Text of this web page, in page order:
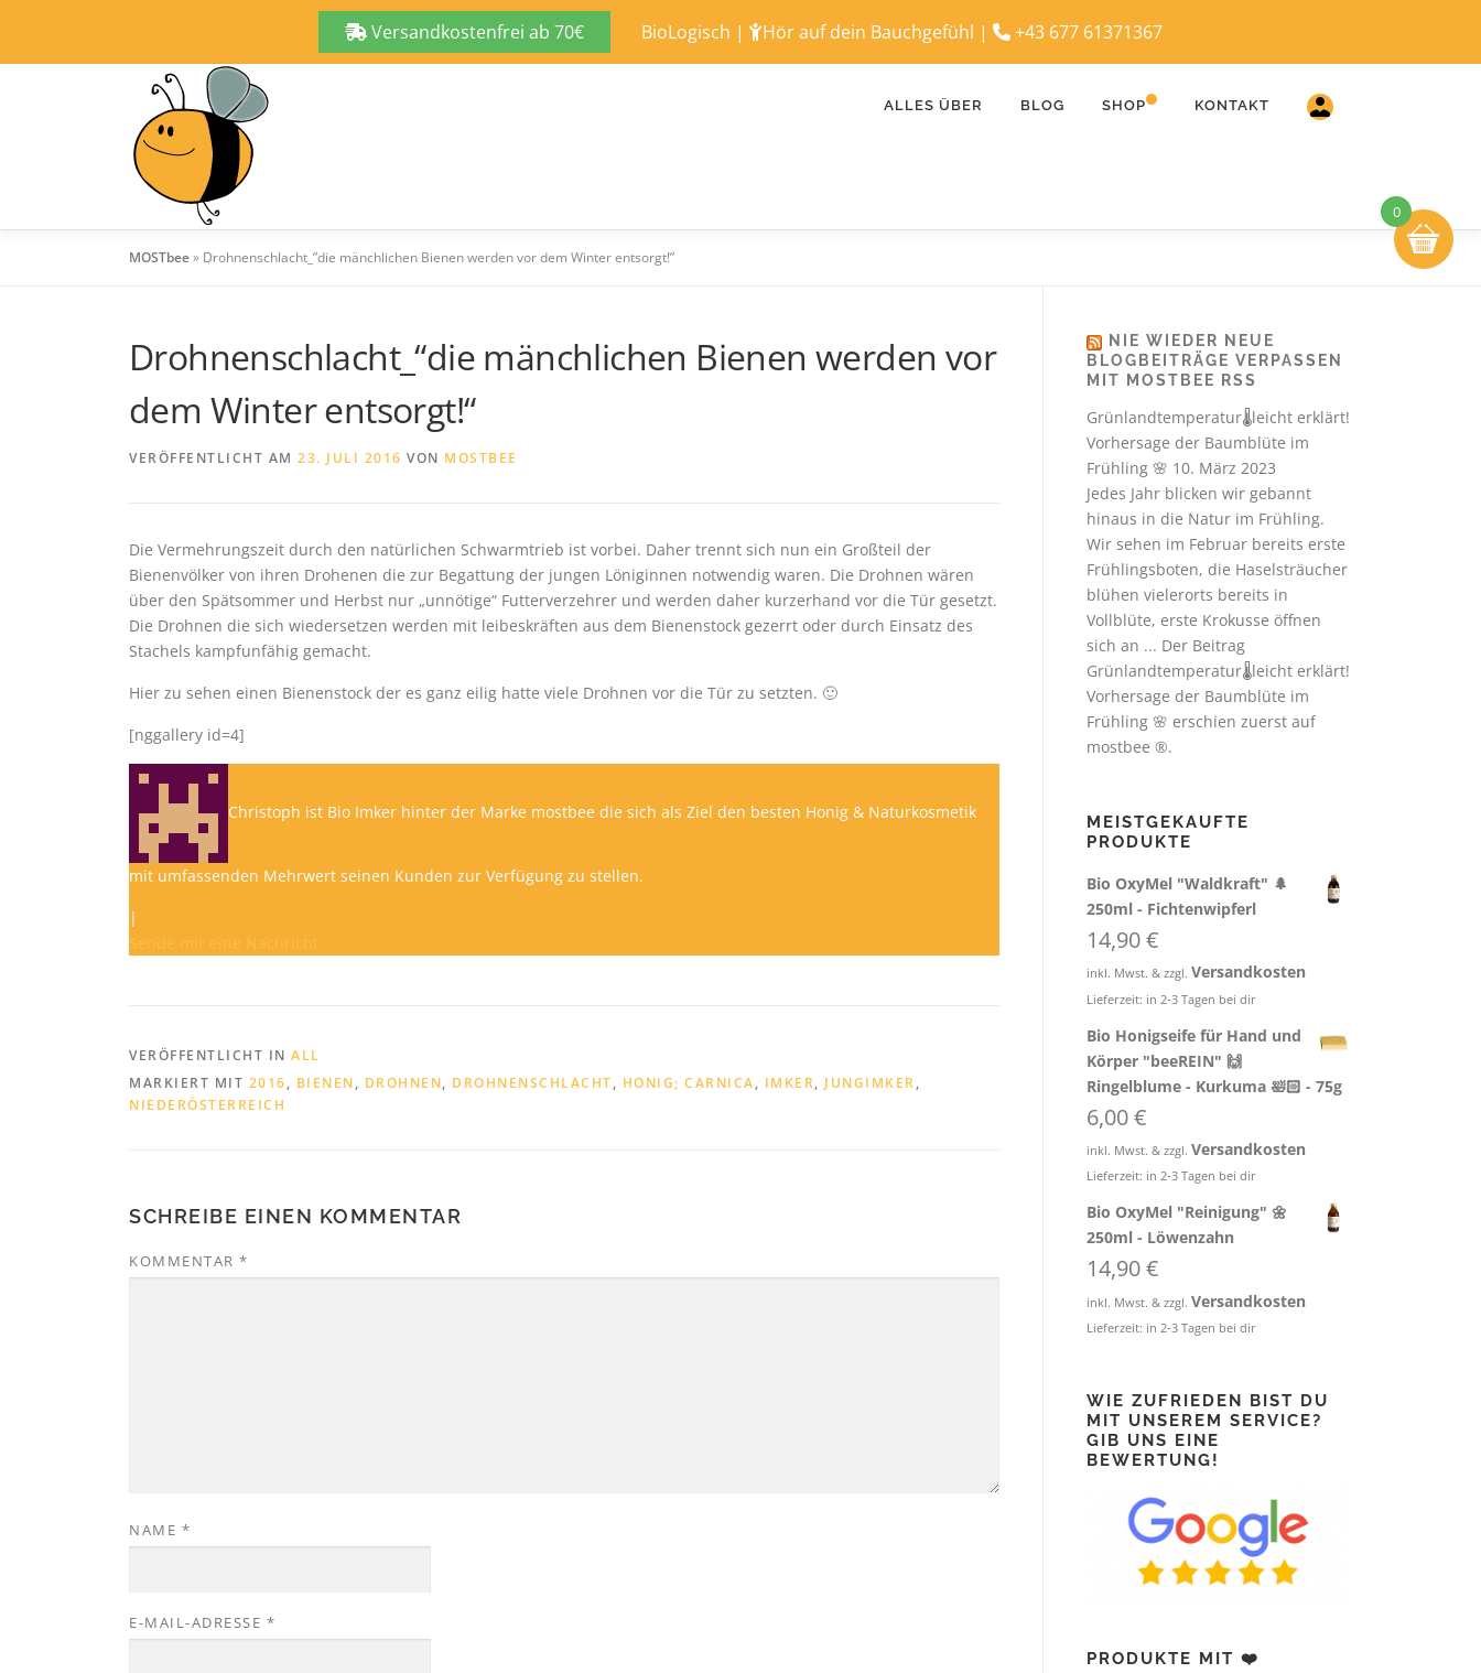
Versandkostenfrei ab 70€ BioLogisch | Hör auf dein Bauchgefühl | +43 677 61371367
ALLES ÜBER BLOG SHOP KONTAKT
MOSTbee» Drohnenschlacht_”die mänchlichen Bienen werden vor dem Winter entsorgt!”
Drohnenschlacht_“die mänchlichen Bienen werden vor
dem Winter entsorgt!“
VERÖFFENTLICHT AM 23. JULI 2016 VON MOSTBEE
Die Vermehrungszeit durch den natürlichen Schwarmtrieb ist vorbei. Daher trennt sich nun ein Großteil der
Bienenvölker von ihren Drohenen die zur Begattung der jungen Löniginnen notwendig waren. Die Drohnen wären
über den Spätsommer und Herbst nur „unnötige“ Futterverzehrer und werden daher kurzerhand vor die Tür gesetzt.
Die Drohnen die sich wiedersetzen werden mit leibeskräften aus dem Bienenstock gezerrt oder durch Einsatz des
Stachels kampfunfähig gemacht.
Hier zu sehen einen Bienenstock der es ganz eilig hatte viele Drohnen vor die Tür zu setzten. 🙂
[nggallery id=4]
Christoph ist Bio Imker hinter der Marke mostbee die sich als Ziel den besten Honig & Naturkosmetik
mit umfassenden Mehrwert seinen Kunden zur Verfügung zu stellen.
|
VERÖFFENTLICHT IN ALL
MARKIERT MIT 2016, BIENEN, DROHNEN, DROHNENSCHLACHT, HONIG; CARNICA, IMKER, JUNGIMKER,
NIEDERÖSTERREICH
SCHREIBE EINEN KOMMENTAR
KOMMENTAR *
NAME *
E-MAIL-ADRESSE *
NIE WIEDER NEUE
BLOGBEITRÄGE VERPASSEN
MIT MOSTBEE RSS
Grünlandtemperatur🌡️leicht erklärt!
Vorhersage der Baumblüte im
Frühling 🌸 10. März 2023
Jedes Jahr blicken wir gebannt
hinaus in die Natur im Frühling.
Wir sehen im Februar bereits erste
Frühlingsboten, die Haselsträucher
blühen vielerorts bereits in
Vollblüte, erste Krokusse öffnen
sich an ... Der Beitrag
Grünlandtemperatur🌡️leicht erklärt!
Vorhersage der Baumblüte im
Frühling 🌸 erschien zuerst auf
mostbee ®.
MEISTGEKAUFTE
PRODUKTE
Bio OxyMel "Waldkraft" 🌲
250ml - Fichtenwipferl
14,90€
inkl. Mwst. & zzgl. Versandkosten
Lieferzeit: in 2-3 Tagen bei dir
Bio Honigseife für Hand und
Körper "beeREIN" 🙌
Ringelblume - Kurkuma 🛀🏻 - 75g
6,00€
inkl. Mwst. & zzgl. Versandkosten
Lieferzeit: in 2-3 Tagen bei dir
Bio OxyMel "Reinigung" 🌼
250ml - Löwenzahn
14,90€
inkl. Mwst. & zzgl. Versandkosten
Lieferzeit: in 2-3 Tagen bei dir
WIE ZUFRIEDEN BIST DU
MIT UNSEREM SERVICE?
GIB UNS EINE
BEWERTUNG!
PRODUKTE MIT ❤️
0